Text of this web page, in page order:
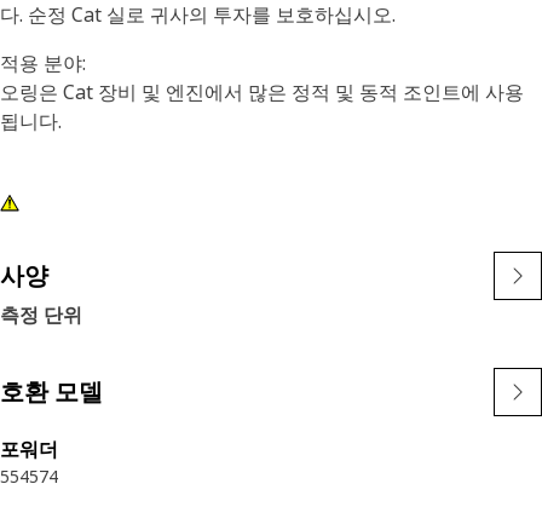
다. 순정 Cat 실로 귀사의 투자를 보호하십시오.
적용 분야:
오링은 Cat 장비 및 엔진에서 많은 정적 및 동적 조인트에 사용
됩니다.
사양
측정 단위
호환 모델
포워더
554574